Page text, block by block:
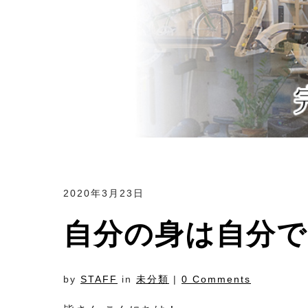
2020年3月23日
自分の身は自分
by STAFF in 未分類 | 0 Comments